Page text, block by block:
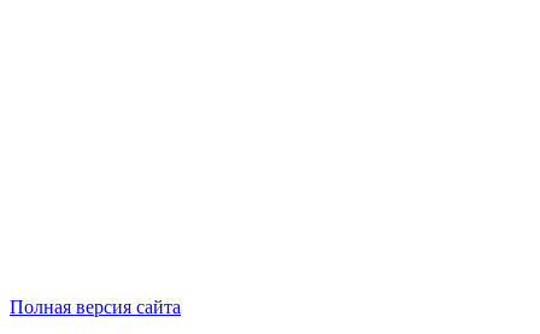
Полная версия сайта